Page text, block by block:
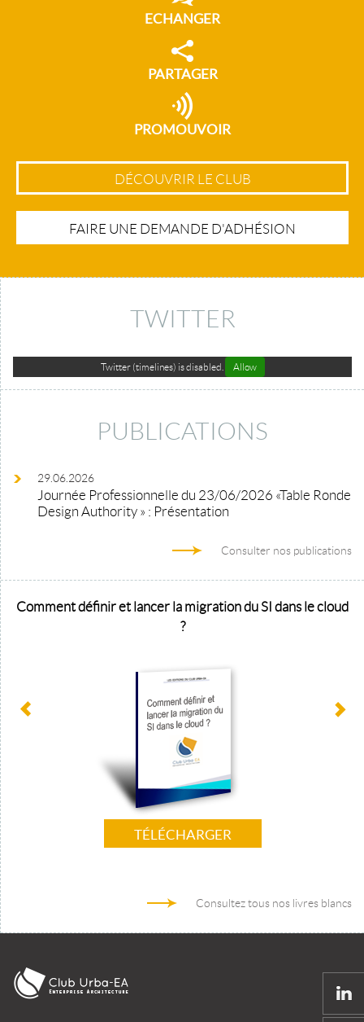
ECHANGER
PARTAGER
PROMOUVOIR
DÉCOUVRIR LE CLUB
FAIRE UNE DEMANDE D'ADHÉSION
TWITTER
Twitter (timelines) is disabled. Allow
PUBLICATIONS
29.06.2026
Journée Professionnelle du 23/06/2026 «Table Ronde
Design Authority » : Présentation
Consulter nos publications
Comment définir et lancer la migration du SI dans le cloud
?
TÉLÉCHARGER
Consultez tous nos livres blancs